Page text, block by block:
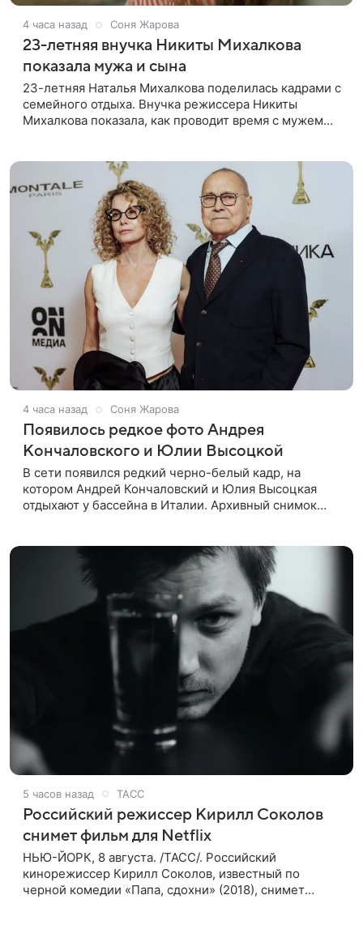
4 часа назад Соня Жарова
23-летняя внучка Никиты Михалкова
показала мужа и сына
23-летняя Наталья Михалкова поделилась кадрами с
семейного отдыха. Внучка режиссера Никиты
Михалкова показала, как проводит время с мужем
4 часа назад Соня Жарова
Появилось редкое фото Андрея
Кончаловского и Юлии Высоцкой
В сети появился редкий черно-белый кадр, на
котором Андрей Кончаловский и Юлия Высоцкая
отдыхают у бассейна в Италии. Архивный снимок
5 часов назад ТАСС
Российский режиссер Кирилл Соколов
снимет фильм для Netflix
НЬЮ-ЙОРК, 8 августа. /ТАСС/. Российский
кинорежиссер Кирилл Соколов, известный по
черной комедии «Папа, сдохни» (2018), снимет